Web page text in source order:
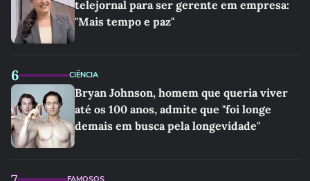
telejornal para ser gerente em empresa:
"Mais tempo e paz"
6 CIÊNCIA
Bryan Johnson, homem que queria viver
até os 100 anos, admite que "foi longe
demais em busca pela longevidade"